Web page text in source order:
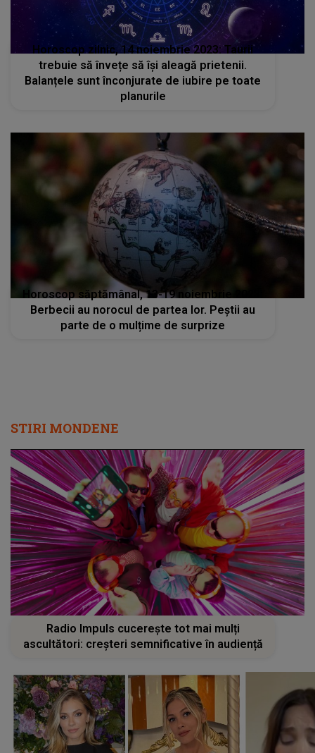
Horoscop zilnic, 14 noiembrie 2023: Taurii
trebuie să învețe să își aleagă prietenii.
Balanțele sunt înconjurate de iubire pe toate
planurile
Horoscop săptămânal, 13-19 noiembrie 2023:
Berbecii au norocul de partea lor. Peștii au
parte de o mulțime de surprize
STIRI MONDENE
Radio Impuls cucerește tot mai mulți
ascultători: creșteri semnificative în audiență